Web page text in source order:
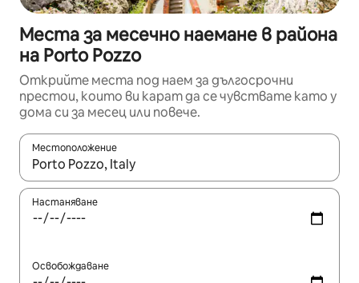
Места за месечно наемане в района
на Porto Pozzo
Открийте места под наем за дългосрочни
престои, които ви карат да се чувствате като у
дома си за месец или повече.
Местоположение
Когато резултатите се покажат, използвайте
Настаняване
Освобождаване